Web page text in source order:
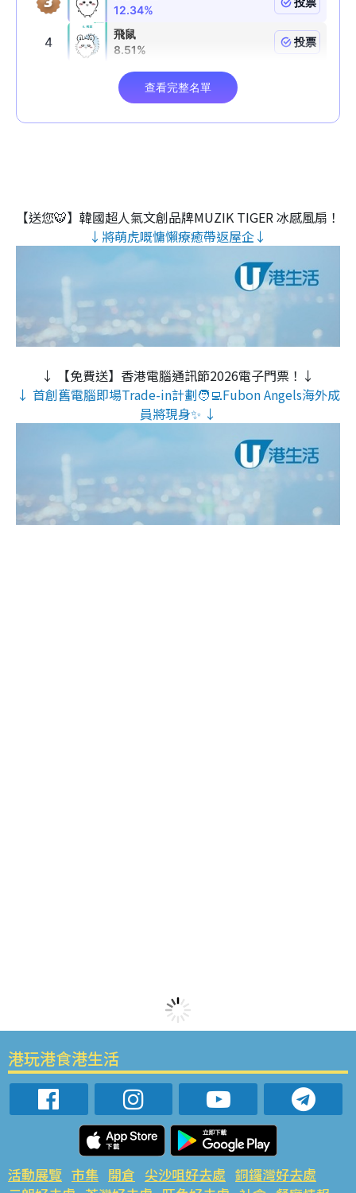
【送您🐯】韓國超人氣文創品牌MUZIK TIGER 冰感風扇！
↓將萌虎嘅慵懶療癒帶返屋企↓
↓ 【免費送】香港電腦通訊節2026電子門票！↓
↓ 首創舊電腦即場Trade-in計劃🧑‍💻Fubon Angels海外成
員將現身✨ ↓
港玩港食港生活
活動展覽 市集 開倉 尖沙咀好去處 銅鑼灣好去處